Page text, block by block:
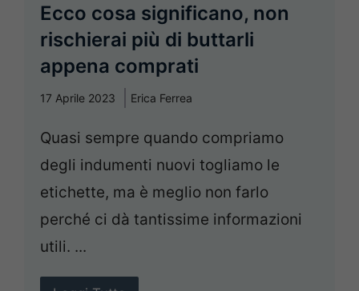
Ecco cosa significano, non
rischierai più di buttarli
appena comprati
17 Aprile 2023 Erica Ferrea
Quasi sempre quando compriamo
degli indumenti nuovi togliamo le
etichette, ma è meglio non farlo
perché ci dà tantissime informazioni
utili. ...